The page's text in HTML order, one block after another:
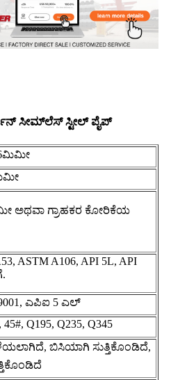
ಸೀಮ್‌ಲೆಸ್ ಸ್ಟೀಲ್ ಪೈಪ್
ಅಥವಾ ಗ್ರಾಹಕರ ಕೋರಿಕೆಯ
ASTM A106, API 5L, API
ಎಪಿಐ 5 ಎಲ್
45#, Q195, Q235, Q345
ಬಿಸಿಯಾಗಿ ಸುತ್ತಿಕೊಂಡಿದೆ,